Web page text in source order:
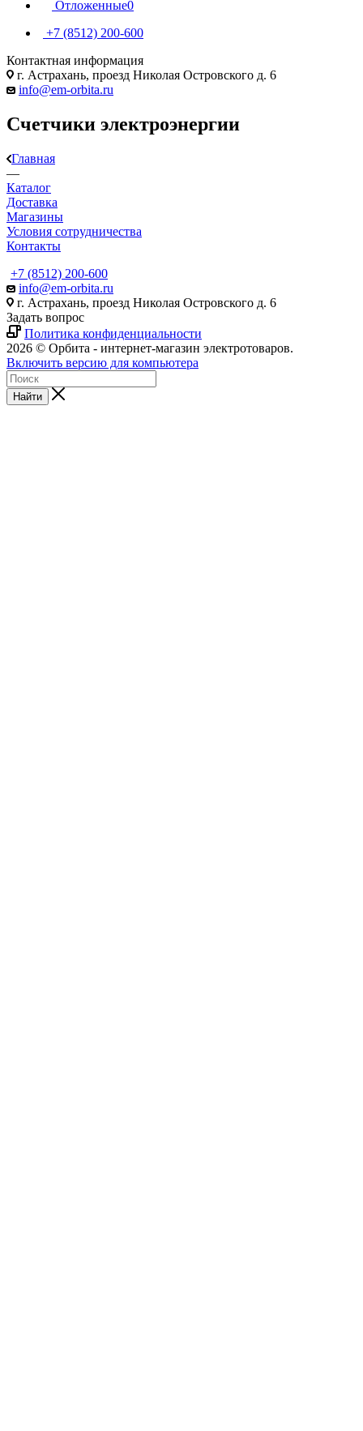
Отложенные0
+7 (8512) 200-600
Контактная информация
г. Астрахань, проезд Николая Островского д. 6
info@em-orbita.ru
Счетчики электроэнергии
Главная
—
Каталог
Доставка
Магазины
Условия сотрудничества
Контакты
+7 (8512) 200-600
info@em-orbita.ru
г. Астрахань, проезд Николая Островского д. 6
Задать вопрос
Политика конфиденциальности
2026 © Орбита - интернет-магазин электротоваров.
Включить версию для компьютера
Найти